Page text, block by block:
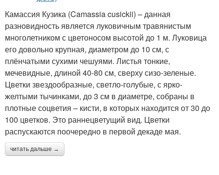
Камассия Кузика (Camassia cusickii) – данная
разновидность является луковичным травянистым
многолетником с цветоносом высотой до 1 м. Луковица
его довольно крупная, диаметром до 10 см, с
плёнчатыми сухими чешуями. Листья тонкие,
мечевидные, длиной 40-80 см, сверху сизо-зеленые.
Цветки звездообразные, светло-голубые, с ярко-
желтыми тычинками, до 3 см в диаметре, собраны в
плотные соцветия – кисти, в которых находится от 30 до
100 цветков. Это раннецветущий вид. Цветки
распускаются поочередно в первой декаде мая.
читать дальше →